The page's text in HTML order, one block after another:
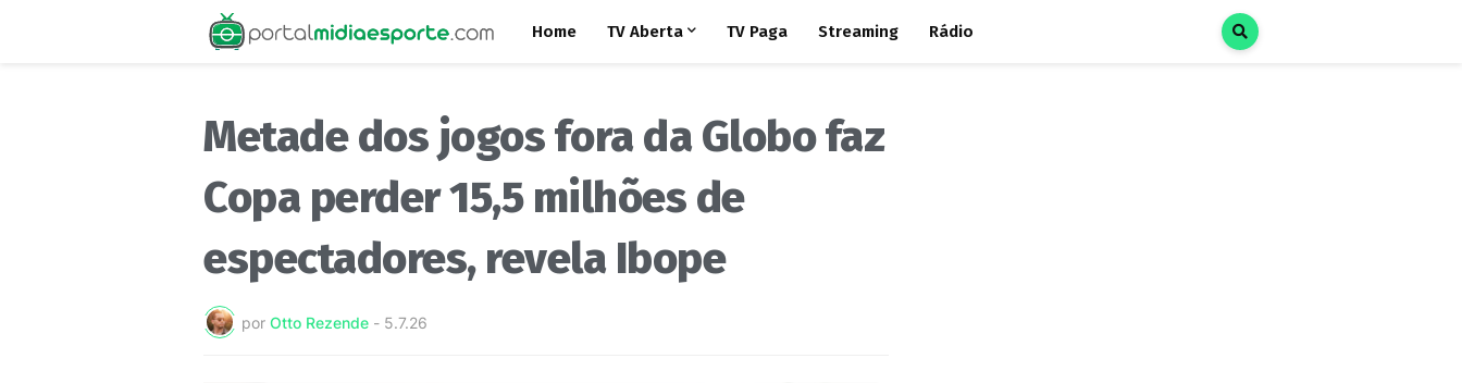
Home TV Aberta TV Paga Streaming Rádio
Metade dos jogos fora da Globo faz
Copa perder 15,5 milhões de
espectadores, revela Ibope
por Otto Rezende - 5.7.26